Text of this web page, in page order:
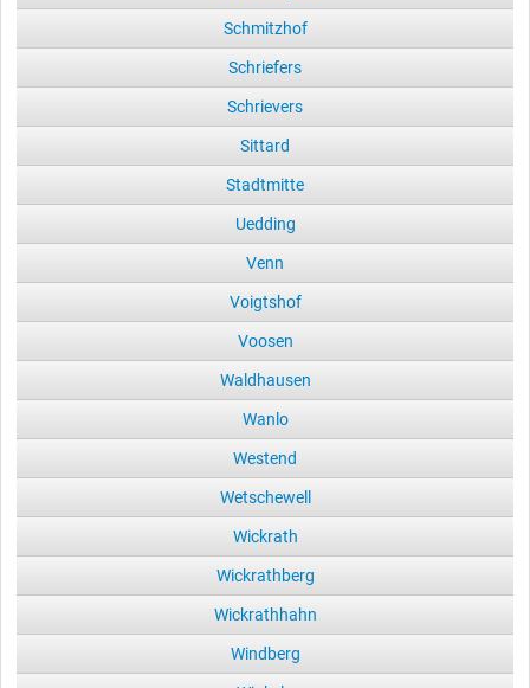
Schmitzhof
Schriefers
Schrievers
Sittard
Stadtmitte
Uedding
Venn
Voigtshof
Voosen
Waldhausen
Wanlo
Westend
Wetschewell
Wickrath
Wickrathberg
Wickrathhahn
Windberg